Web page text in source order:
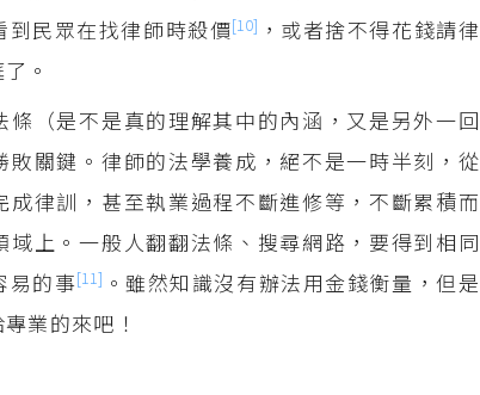
民眾在找律師時殺價[10] ，或者捨不得花錢請律
。
（是不是真的理解其中的內涵，又是另外一回
關鍵。律師的法學養成，絕不是一時半刻，從
律訓，甚至執業過程不斷進修等，不斷累積而
上。一般人翻翻法條、搜尋網路，要得到相同
易的事[11] 。雖然知識沒有辦法用金錢衡量，但是
業的來吧！